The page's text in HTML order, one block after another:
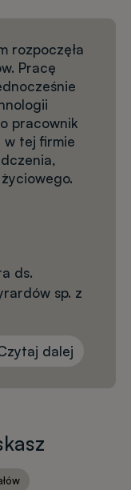
rozpoczęła
Pracę
pracownik
w tej firmie
ds.
sp. z
dalej